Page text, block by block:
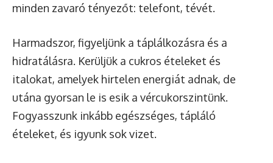
minden zavaró tényezőt: telefont, tévét.
Harmadszor, figyeljünk a táplálkozásra és a
hidratálásra. Kerüljük a cukros ételeket és
italokat, amelyek hirtelen energiát adnak, de
utána gyorsan le is esik a vércukorszintünk.
Fogyasszunk inkább egészséges, tápláló
ételeket, és igyunk sok vizet.